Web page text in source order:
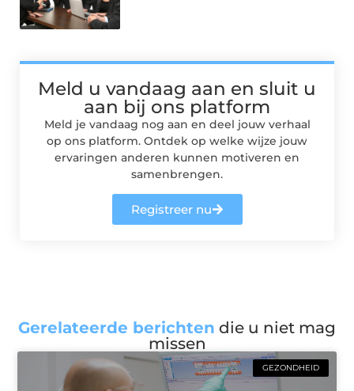
Meld u vandaag aan en sluit u
aan bij ons platform
Meld je vandaag nog aan en deel jouw verhaal
op ons platform. Ontdek op welke wijze jouw
ervaringen anderen kunnen motiveren en
samenbrengen.
Registreer nu
Gerelateerde berichten die u niet mag
missen
GEZONDHEID